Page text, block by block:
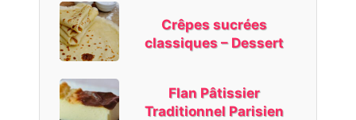
Crêpes sucrées
classiques – Dessert
Flan Pâtissier
Traditionnel Parisien